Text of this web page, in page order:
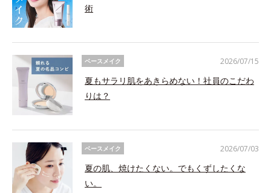
術
ベースメイク
夏もサラリ肌をあきらめない！社員のこだわ
りは？
2026/07/15
ベースメイク
夏の肌、焼けたくない。でもくずしたくな
い。
2026/07/03